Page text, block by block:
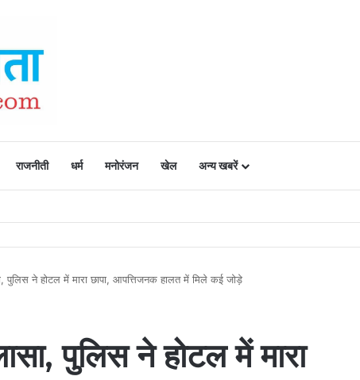
राजनीती धर्म मनोरंजन खेल अन्य खबरें
से किसानों में उत्साह, नैनो डीएपी और नैनो यूरिया बने किसानों के भरोसेमंद कृषि साथी…..
ने होटल में मारा छापा, आपत्तिजनक हालत में मिले कई जोड़े
पुलिस ने होटल में मारा